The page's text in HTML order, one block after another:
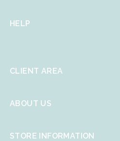
HELP
CLIENT AREA
ABOUT US
STORE INFORMATION